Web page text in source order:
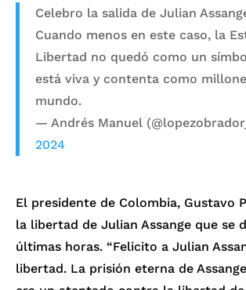
Celebro la salida de Julian
Cuando menos en este caso, la
Libertad no quedó como un
está viva y contenta como
mundo.
— Andrés Manuel
2024
El presidente de Colombia, Gustavo
la libertad de Julian Assange que se
últimas horas. “Felicito a Julian
libertad. La prisión eterna de